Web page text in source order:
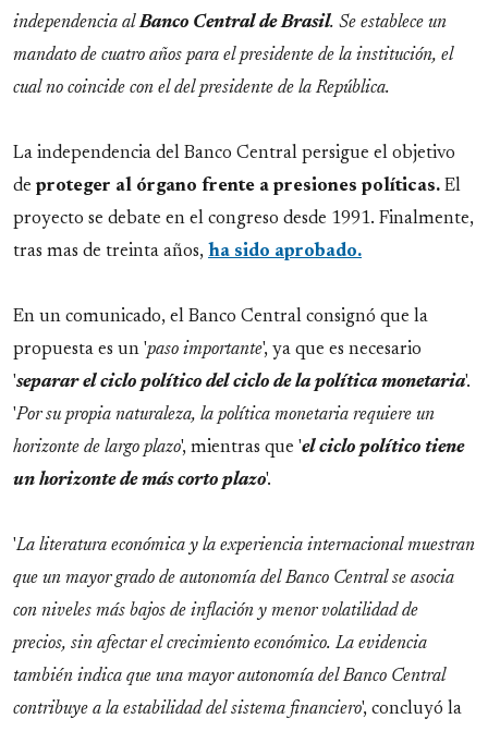
independencia alBanco Central de Brasil. Se establece un
mandato de cuatro años para el presidente de la institución, el
cual no coincide con el del presidente de la República.
La independencia del Banco Central persigue el objetivo
de proteger al órgano frente a presiones políticas. El
proyecto se debate en el congreso desde 1991. Finalmente,
tras mas de treinta años, ha sido aprobado.
En un comunicado, el Banco Central consignó que la
propuesta es un 'paso importante', ya que es necesario
'separar el ciclo político del ciclo de la política monetaria'.
'Por su propia naturaleza, la política monetaria requiere un
horizonte de largo plazo', mientras que 'el ciclo político tiene
un horizonte de más corto plazo'.
'La literatura económica y la experiencia internacional muestran
que un mayor grado de autonomía del Banco Central se asocia
con niveles más bajos de inflación y menor volatilidad de
precios, sin afectar el crecimiento económico. La evidencia
también indica que una mayor autonomía del Banco Central
contribuye a la estabilidad del sistema financiero', concluyó la